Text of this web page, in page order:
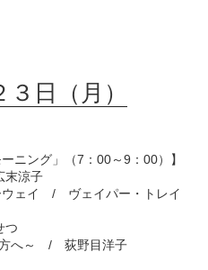
日（月）
ニング」（7：00～9：00）】
涼子
ェイ / ヴェイパー・トレイ
へ～ / 荻野目洋子